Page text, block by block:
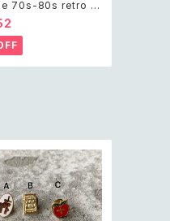
70s-80s retro ro
green aventurine
レトロ ヴィンテー
リーンアベンチュリン
ス